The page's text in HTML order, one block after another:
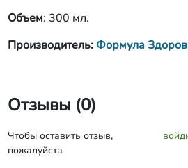
Объем: 300 мл.
Производитель: Формула
Отзывы (0)
Чтобы оставить отзыв,
пожалуйста